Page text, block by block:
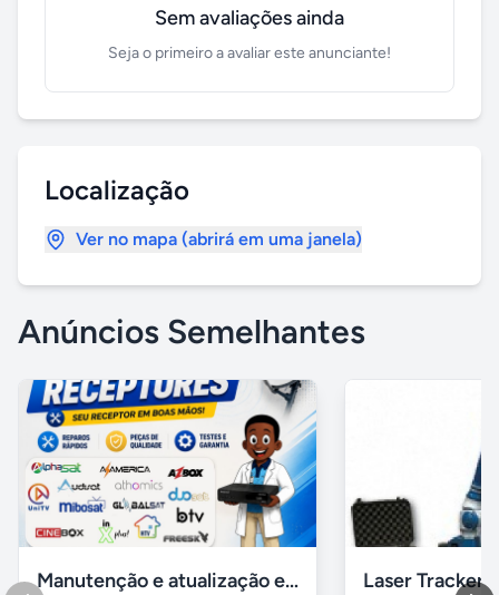
Sem avaliações ainda
Seja o primeiro a avaliar este anunciante!
Localização
Ver no mapa (abrirá em uma janela)
Anúncios Semelhantes
Manutenção e atualização em receptores Htv em Salvador Ba